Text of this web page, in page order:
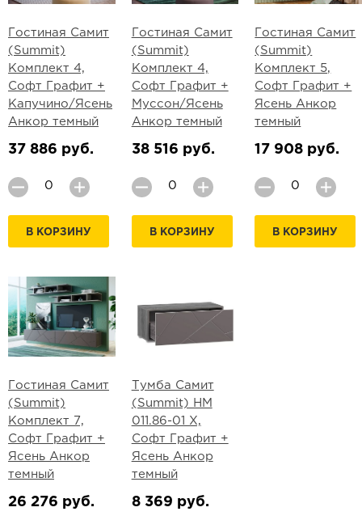
Гостиная Самит
(Summit)
Комплект 4,
Софт Графит +
Капучино/Ясень
Анкор темный
37 886 руб.
В КОРЗИНУ
Гостиная Самит
(Summit)
Комплект 4,
Софт Графит +
Муссон/Ясень
Анкор темный
38 516 руб.
В КОРЗИНУ
Гостиная Самит
(Summit)
Комплект 5,
Софт Графит +
Ясень Анкор
темный
17 908 руб.
В КОРЗИНУ
Гостиная Самит
(Summit)
Комплект 7,
Софт Графит +
Ясень Анкор
темный
26 276 руб.
Тумба Самит
(Summit) НМ
011.86-01 Х,
Софт Графит +
Ясень Анкор
темный
8 369 руб.